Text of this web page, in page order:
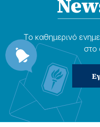
Το καθημερɩνό
στο